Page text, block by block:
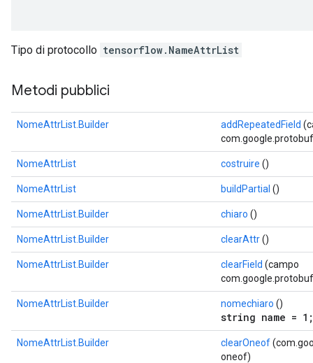
Tipo di protocollo tensorflow.NameAttrList
Metodi pubblici
NomeAttrList.Builder addRepeatedField
NomeAttrList costruire ()
NomeAttrList buildPartial ()
NomeAttrList.Builder chiaro ()
NomeAttrList.Builder clearAttr()
NomeAttrList.Builder clearField (campo
NomeAttrList.Builder nomechiaro ()
string name = 1;
NomeAttrList.Builder clearOneof
oneof)